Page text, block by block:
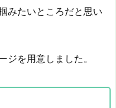
みたいところだと思い
ジを用意しました。